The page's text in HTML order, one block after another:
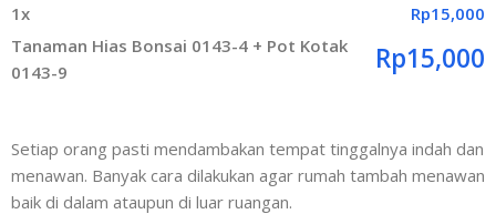
1x Rp15,000
Tanaman Hias Bonsai 0143-4 + Pot Kotak
0143-9
Rp15,000
Setiap orang pasti mendambakan tempat tinggalnya indah dan
menawan. Banyak cara dilakukan agar rumah tambah menawan
baik di dalam ataupun di luar ruangan.